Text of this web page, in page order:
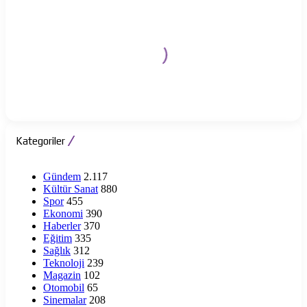
Kategoriler
Gündem 2.117
Kültür Sanat 880
Spor 455
Ekonomi 390
Haberler 370
Eğitim 335
Sağlık 312
Teknoloji 239
Magazin 102
Otomobil 65
Sinemalar 208